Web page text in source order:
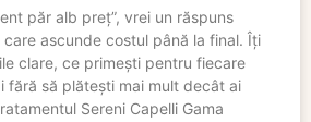
păr alb preț”, vrei un răspuns
ascunde costul până la final. Îți
clare, ce primești pentru fiecare
fără să plătești mai mult decât ai
Sereni Capelli Gama